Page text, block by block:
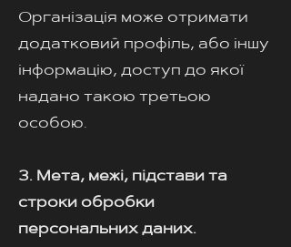
Організація може отримати
додатковий профіль, або іншу
інформацію, доступ до якої
надано такою третьою
особою.
3. Мета, межі, підстави та
строки обробки
персональних даних.